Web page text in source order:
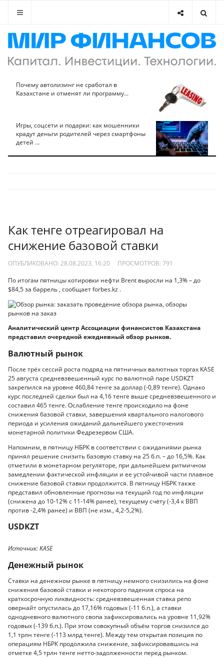
Почему автолизинг не сработал в
Казахстане и отменят ли программу...
Игры, соцсети и подарки: как мошенники
крадут деньги родителей через смартфоны
детей ...
Как тенге отреагировал на
снижение базовой ставки
ОПУБЛИКОВАНО: 28.08.2023, 16:20 ПРОСМОТРОВ: 791
По итогам пятницы котировки нефти Brent выросли на 1,3% – до
$84,5 за баррель , сообщает forbes.kz .
Аналитический центр Ассоциации финансистов Казахстана
представил очередной ежедневный обзор рынков.
Валютный рынок
После трёх сессий роста подряд на пятничных валютных торгах KASE
25 августа средневзвешенный курс по валютной паре USDKZT
закрепился на уровне 460,84 тенге за доллар (-0,89 тенге). Однако
курс последней сделки был на 4,16 тенге выше средневзвешенного и
составил 465 тенге. Ослабление тенге происходило на фоне
снижения базовой ставки, завершения квартального налогового
периода и усиления ожиданий дальнейшего ужесточения
монетарной политики Федрезервом США.
Напомним, в пятницу НБРК в соответствии с ожиданиями рынка
принял решение снизить базовую ставку на 25 б.п. – до 16,5%. Как
отметили в монетарном регуляторе, при дальнейшем ритмичном
замедлении фактической инфляции и ее устойчивой части плавное
снижение базовой ставки продолжится. В пятницу НБРК также
представил обновленные прогнозы на текущий год по инфляции
(снижена до 10-12% с 11-14% ранее), текущему счёту (-3,4 к ВВП
против -2,4% ранее) и ВВП (не изм., 4,2-5,2%).
USDKZT
Источник: KASE
Денежный рынок
Ставки на денежном рынке в пятницу немного снизились на фоне
снижения базовой ставки и некоторого падения спроса на
краткосрочную ликвидность: средневзвешенная ставка репо
овернайт опустилась до 17,16% годовых (-11 б.п.), а ставки
однодневного валютного свопа зафиксировались на уровне 11,92%
годовых (-139 б.п.). При этом совокупный объём торгов снизился до
1,1 трлн тенге (-113 млрд тенге). Между тем открытая позиция по
операциям НБРК продолжила снижение, зафиксировавшись на
отметке 4,5 трлн тенге нетто-задолженности перед рынком.